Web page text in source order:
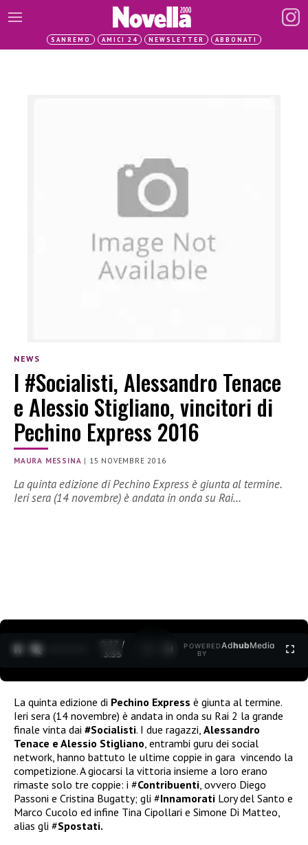
SANREMO AMICI 24 NEWSLETTER ABBONATI
NEWS
I #Socialisti, Alessandro Tenace
e Alessio Stigliano, vincitori di
Pechino Express 2016
MAURA MESSINA | 15 NOVEMBRE 2016
La quinta edizione di Pechino Express è giunta al termine.
Ieri sera (14 novembre) è andata in onda su Rai…
0:27 /
3:35
POWERED
BY
AdhubMedia
La quinta edizione di Pechino Express è giunta al termine.
Ieri sera (14 novembre) è andata in onda su Rai 2 la grande
finale vinta dai #Socialisti. I due ragazzi, Alessandro
Tenace e Alessio Stigliano , entrambi guru dei social
network, hanno battuto le ultime coppie in gara vincendo la
competizione. A giocarsi la vittoria insieme a loro erano
rimaste solo tre coppie: i #Contribuenti , ovvero Diego
Passoni e Cristina Bugatty; gli #Innamorati Lory del Santo e
Marco Cucolo ed infine Tina Cipollari e Simone Di Matteo,
alias gli #Spostati.